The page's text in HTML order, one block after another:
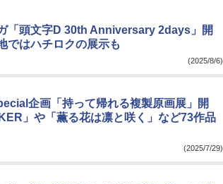
「頭文字D 30th Anniversary 2days」開
ではハチロクの展示も
(2025/8/6)
企画「持って帰れる複製原画展」開
」や「薫る花は凛と咲く」など73作品
(2025/7/29)